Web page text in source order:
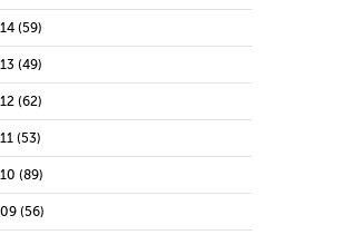
(59)
(49)
(62)
(53)
(89)
(56)